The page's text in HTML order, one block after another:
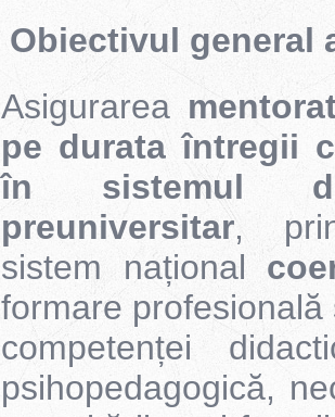
Obiectivul general
Asigurarea
pe durata întregii
în sistemul
preuniversitar,
sistem național
formare
competenței
psihopedagogică,